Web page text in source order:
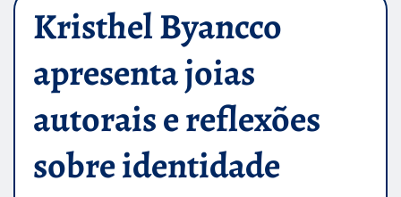
Kristhel Byancco
apresenta joias
autorais e reflexões
sobre identidade